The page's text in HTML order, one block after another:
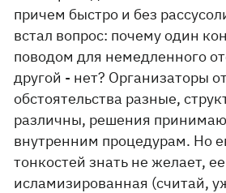
причем быстро и без
встал вопрос: почему один
поводом для немедленного
другой - нет? Организаторы
обстоятельства разные,
различны, решения
внутренним процедурам. Но
тонкостей знать не желает, ее
исламизированная (считай,